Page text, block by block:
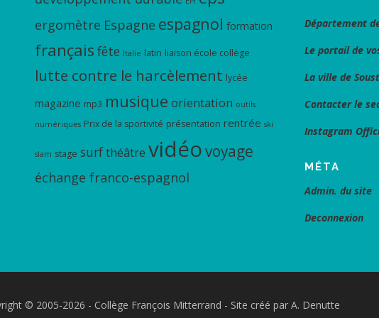
ergomètre Espagne espagnol formation
français fête Italie latin liaison école collège
lutte contre le harcèlement lycée
magazine mp3 musique orientation outils
numériques Prix de la sportivité présentation rentrée ski
slam stage surfthéâtre vidéovoyage
échange franco-espagnol
Département
Le portail de
La ville de
Contacter le
Instagram
MÉTA
Admin. du site
Deconnexion
© 2005-2026 - Collège François Mitterrand - Site créé par A. Denutte